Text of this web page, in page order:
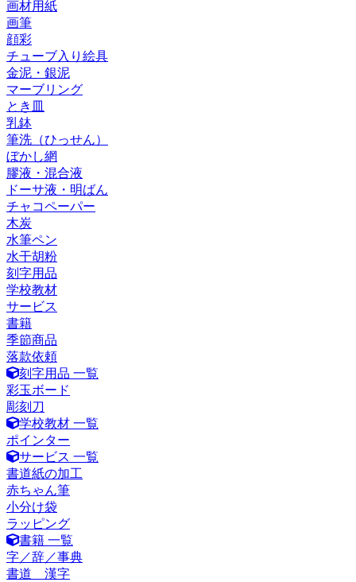
画材用紙
画筆
顔彩
チューブ入り絵具
金泥・銀泥
マーブリング
とき皿
乳鉢
筆洗（ひっせん）
ぼかし網
膠液・混合液
ドーサ液・明ばん
チャコペーパー
木炭
水筆ペン
水干胡粉
刻字用品
学校教材
サービス
書籍
季節商品
落款依頼
刻字用品 一覧
彩玉ボード
彫刻刀
学校教材 一覧
ポインター
サービス 一覧
書道紙の加工
赤ちゃん筆
小分け袋
ラッピング
書籍 一覧
字／辞／事典
書道 漢字